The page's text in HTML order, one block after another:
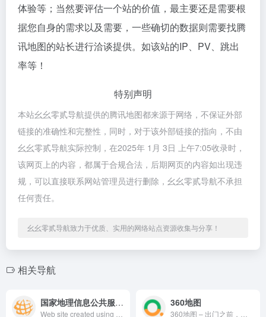
体验等；当然要评估一个站的价值，最主要还是需要根
据您自身的需求以及需要，一些确切的数据则需要找腾
讯地图的站长进行洽谈提供。如该站的IP、PV、跳出
率等！
特别声明
本站幺幺零贰导航提供的腾讯地图都来源于网络，不保证外部
链接的准确性和完整性，同时，对于该外部链接的指向，不由
幺幺零贰导航实际控制，在2025年 1月 3日 上午7:05收录时，
该网页上的内容，都属于合规合法，后期网页的内容如出现违
规，可以直接联系网站管理员进行删除，幺幺零贰导航不承担
任何责任。
幺幺零贰导航致力于优质、实用的网络站点资源收集与分享！
相关导航
国家地理信息公共服务平台 天地图 360地图